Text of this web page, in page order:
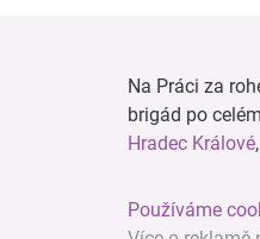
Na Práci za
brigád po celém
Hradec Králové,
Používáme